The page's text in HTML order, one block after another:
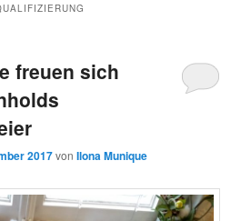
freuen sich
2017vonIlona Munique